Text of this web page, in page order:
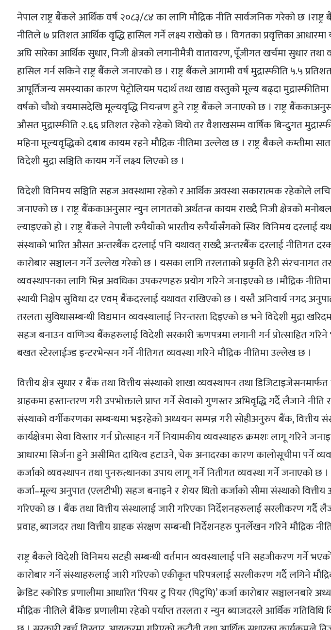
नेपाल राष्ट्र बैंकले आर्थिक वर्ष २०८३/८४ का लागि मौद्रिक नीति सार्वजनिक गरेको छ
नीतिले ७ प्रतिशत आर्थिक वृद्धि हासिल गर्ने लक्ष्य राखेको छ । विगतका प्रवृत्तिका
अघि सारेका आर्थिक सुधार, निजी क्षेत्रको लगानीमैत्री वातावरण, पूँजीगत खर्चमा सुधार
हासिल गर्न सकिने राष्ट्र बैंकले जनाएको छ । राष्ट्र बैंकले आगामी वर्ष मुद्रास्फीति ५.५
आपूर्तिजन्य समस्याका कारण पेट्रोलियम पदार्थ तथा खाद्य वस्तुको मूल्य बढ्दा
वर्षको चौथो त्रयमासदेखि मूल्यवृद्धि नियन्त्रण हुने राष्ट्र बैंकले जनाएको छ । राष्ट्र
औसत मुद्रास्फीति २.६६ प्रतिशत रहेको रहेको थियो तर वैशाखसम्म वार्षिक बिन्दुगत
महिना मूल्यवृद्धिको दबाब कायम रहने मौद्रिक नीतिमा उल्लेख छ । राष्ट्र बैकले कम्तीमा
विदेशी मुद्रा सञ्चिति कायम गर्ने लक्ष्य लिएको छ ।
विदेशी विनिमय सञ्चिति सहज अवस्थामा रहेको र आर्थिक अवस्था सकारात्मक रहेकोले
जनाएको छ । राष्ट्र बैंककाअनुसार न्युन लागतको अर्थतन्त्र कायम राख्दै निजी क्षेत्रको
ल्याइएको हो । राष्ट्र बैंकले नेपाली रुपैयाँको भारतीय रुपैयाँसँगको स्थिर विनिमय दरलाई
संस्थाको भारित औसत अन्तरबैंक दरलाई पनि यथावत् राख्दै अन्तरबैंक दरलाई नीतिगत
कारोबार सञ्चालन गर्ने उल्लेख गरेको छ । यसका लागि तरलताको प्रकृति हेरी संरचनागत
व्यवस्थापनका लागि भिन्न अवधिका उपकरणहरु प्रयोग गरिने जनाइएको छ ।मौद्रिक
स्थायी निक्षेप सुविधा दर एवम् बैंकदरलाई यथावत राखिएको छ । यस्तै अनिवार्य नगद
तरलता सुविधासम्बन्धी विद्यमान व्यवस्थालाई निरन्तरता दिइएको छ भने विदेशी मुद्रा
सहज बनाउन वाणिज्य बैंकहरुलाई विदेशी सरकारी ऋणपत्रमा लगानी गर्न प्रोत्साहित
बखत स्टेरलाईज्ड इन्टरभेन्सन गर्ने नीतिगत व्यवस्था गरिने मौद्रिक नीतिमा उल्लेख छ ।
वित्तीय क्षेत्र सुधार र बैंक तथा वित्तीय संस्थाको शाखा व्यवस्थापन तथा
ग्राहकमा हस्तान्तरण गरी उपभोक्ताले प्राप्त गर्ने सेवाको गुणस्तर अभिवृद्धि गर्दै लैजाने
संस्थाको वर्गीकरणका सम्बन्धमा भइरहेको अध्ययन सम्पन्न गरी सोहीअनुरुप बैंक, वित्तीय
कार्यक्षेत्रमा सेवा विस्तार गर्न प्रोत्साहन गर्ने नियामकीय व्यवस्थाहरु क्रमशः लागू गरिने
आधारमा सिर्जना हुने असीमित दायित्व हटाउने, चेक अनादरका कारण कालोसूचीमा पर्ने
कर्जाको व्यवस्थापन तथा पुनरुत्थानका उपाय लागू गर्ने नितीगत व्यवस्था गर्ने जनाएको छ ।
कर्जा–मूल्य अनुपात (एलटीभी) सहज बनाइने र शेयर धितो कर्जाको सीमा संस्थाको वित्तीय
गरिएको छ । बैंक तथा वित्तीय संस्थालाई जारी गरिएका निर्देशनहरुलाई सरलीकरण गर्दै
प्रवाह, ब्याजदर तथा वित्तीय ग्राहक संरक्षण सम्बन्धी निर्देशनहरु पुनर्लेखन गरिने मौद्रिक
राष्ट्र बैकले विदेशी विनिमय सटही सम्बन्धी वर्तमान व्यवस्थालाई पनि सहजीकरण गर्ने
कारोबार गर्ने संस्थाहरुलाई जारी गरिएको एकीकृत परिपत्रलाई सरलीकरण गर्दै लगिने
क्रेडिट स्कोरिङ प्रणालीमा आधारित ‘पियर टु पियर (पिटुपि)’ कर्जा कारोबार सञ्चालनबारे
मौद्रिक नीतिले बैंकिङ प्रणालीमा रहेको पर्याप्त तरलता र न्युन ब्याजदरले आर्थिक गतिविधि